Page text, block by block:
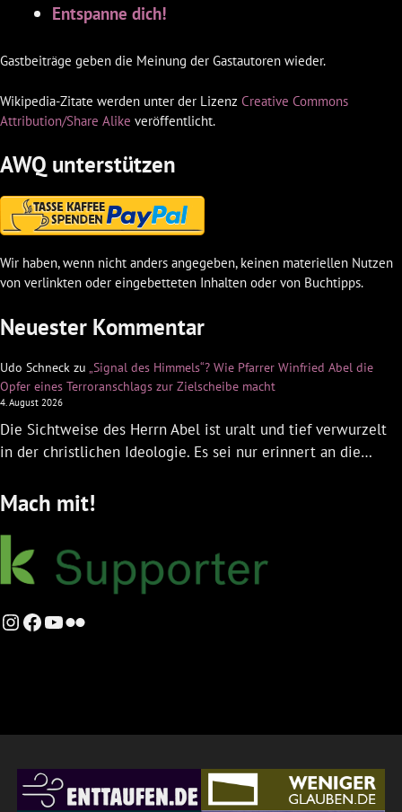
Entspanne dich!
Gastbeiträge geben die Meinung der Gastautoren wieder.
Wikipedia-Zitate werden unter der Lizenz Creative Commons
Attribution/Share Alike veröffentlicht.
AWQ unterstützen
Wir haben, wenn nicht anders angegeben, keinen materiellen Nutzen
von verlinkten oder eingebetteten Inhalten oder von Buchtipps.
Neuester Kommentar
Udo Schneck zu „Signal des Himmels“? Wie Pfarrer Winfried Abel die
Opfer eines Terroranschlags zur Zielscheibe macht
4. August 2026
Die Sichtweise des Herrn Abel ist uralt und tief verwurzelt
in der christlichen Ideologie. Es sei nur erinnert an die…
Mach mit!
Instagram
Facebook
YouTube
Flickr